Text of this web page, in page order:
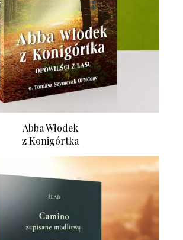
Abba Włodek
z Konigórtka